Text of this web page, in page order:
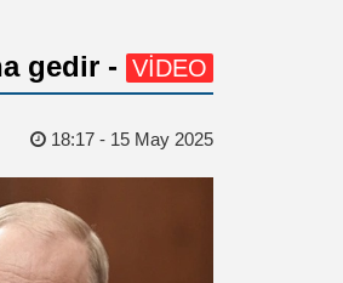
gedir - VİDEO
18:17 - 15 May 2025